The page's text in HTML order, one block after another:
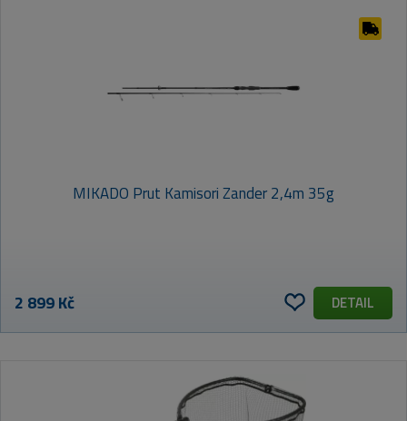
MIKADO Prut Kamisori Zander 2,4m 35g
2 899 Kč DETAIL